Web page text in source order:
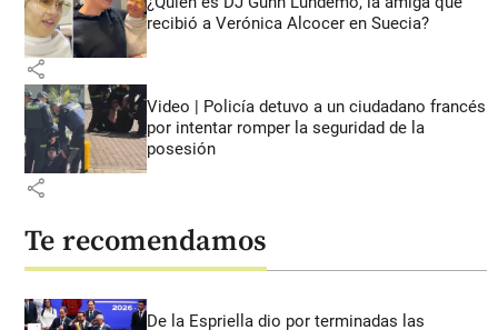
recibió a Verónica Alcocer en Suecia?
share
Video | Policía detuvo a un ciudadano francés
por intentar romper la seguridad de la
posesión
share
Te recomendamos
De la Espriella dio por terminadas las